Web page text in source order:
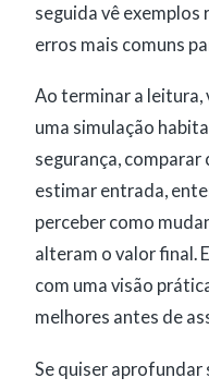
seguida vê exemplos
erros mais comuns
Ao terminar a
uma simulação
segurança, comparar
estimar entrada,
perceber como
alteram o valor final.
com uma visão
melhores antes de
Se quiser aprofundar